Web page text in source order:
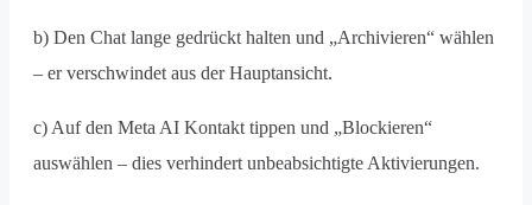
b) Den Chat lange gedrückt halten und „Archivieren“ wählen
– er verschwindet aus der Hauptansicht.
c) Auf den Meta AI Kontakt tippen und „Blockieren“
auswählen – dies verhindert unbeabsichtigte Aktivierungen.